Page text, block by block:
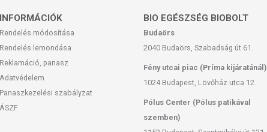
ARCZSELÉT?
is!
csak a tinédzsereket érintik, sok felnőtt is küzd a túlzott
ami nem megfelelő arcápolási rutinnal és rossz
INFORMÁCIÓK
Rendelés módosítása
Rendelés lemondása
Reklamáció, panasz
Adatvédelem
Panaszkezelési szabályzat
ÁSZF
BIO EGÉSZSÉG BIOBOLT
Budaörs
2040 Budaörs, Szabadság út 61.
Fény utcai piac (Príma kijáratánál)
1024 Budapest, Lövőház utca 12.
Pólus Center (Pólus patikával
szemben)